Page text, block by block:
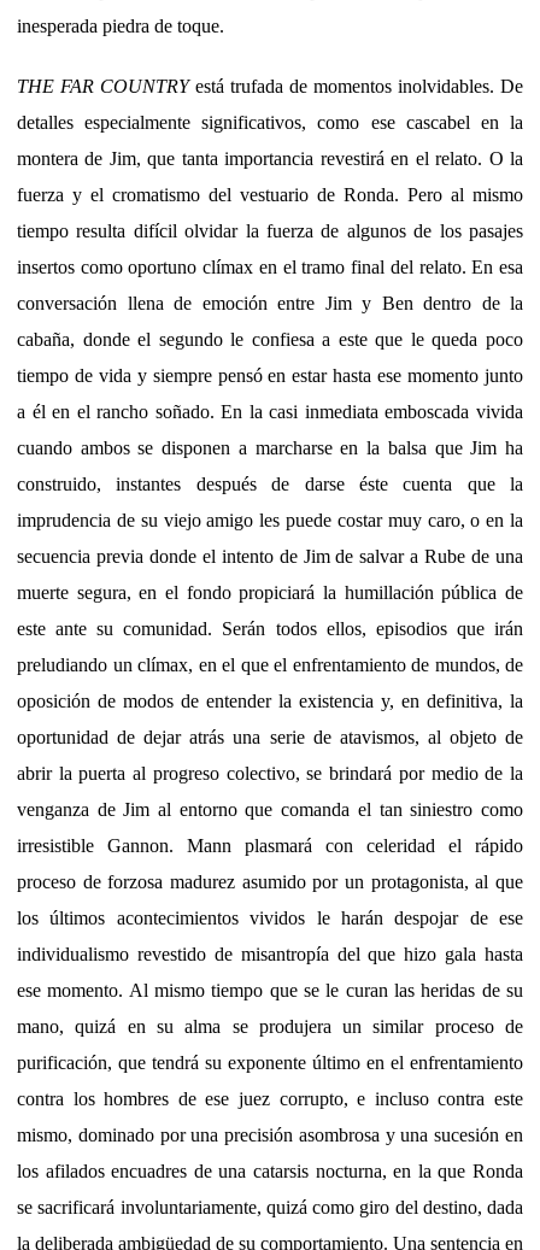
inesperada piedra de toque.
THE FAR COUNTRYestá trufada de momentos inolvidables. De
detalles especialmente significativos, como ese cascabel en la
montera de Jim, que tanta importancia revestirá en el relato. O la
fuerza y el cromatismo del vestuario de Ronda. Pero al mismo
tiempo resulta difícil olvidar la fuerza de algunos de los pasajes
insertos como oportuno clímax en el tramo final del relato. En esa
conversación llena de emoción entre Jim y Ben dentro de la
cabaña, donde el segundo le confiesa a este que le queda poco
tiempo de vida y siempre pensó en estar hasta ese momento junto
a él en el rancho soñado. En la casi inmediata emboscada vivida
cuando ambos se disponen a marcharse en la balsa que Jim ha
construido, instantes después de darse éste cuenta que la
imprudencia de su viejo amigo les puede costar muy caro, o en la
secuencia previa donde el intento de Jim de salvar a Rube de una
muerte segura, en el fondo propiciará la humillación pública de
este ante su comunidad. Serán todos ellos, episodios que irán
preludiando un clímax, en el que el enfrentamiento de mundos, de
oposición de modos de entender la existencia y, en definitiva, la
oportunidad de dejar atrás una serie de atavismos, al objeto de
abrir la puerta al progreso colectivo, se brindará por medio de la
venganza de Jim al entorno que comanda el tan siniestro como
irresistible Gannon. Mann plasmará con celeridad el rápido
proceso de forzosa madurez asumido por un protagonista, al que
los últimos acontecimientos vividos le harán despojar de ese
individualismo revestido de misantropía del que hizo gala hasta
ese momento. Al mismo tiempo que se le curan las heridas de su
mano, quizá en su alma se produjera un similar proceso de
purificación, que tendrá su exponente último en el enfrentamiento
contra los hombres de ese juez corrupto, e incluso contra este
mismo, dominado por una precisión asombrosa y una sucesión en
los afilados encuadres de una catarsis nocturna, en la que Ronda
se sacrificará involuntariamente, quizá como giro del destino, dada
la deliberada ambigüedad de su comportamiento. Una sentencia en